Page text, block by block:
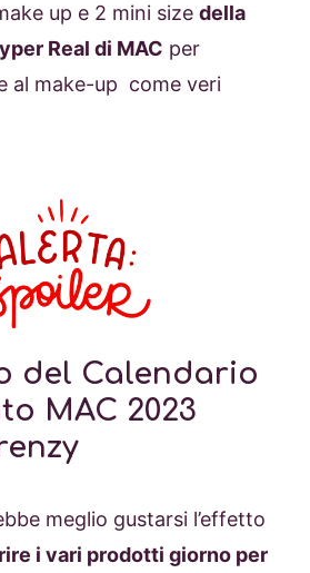
up e 2 mini size della
Real di MAC per
al make-up come veri
del Calendario
MAC 2023
meglio gustarsi l’effetto
i vari prodotti giorno per